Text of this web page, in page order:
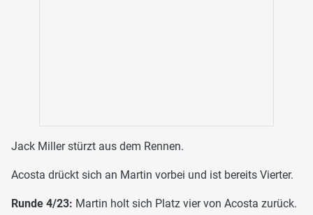
Jack Miller stürzt aus dem Rennen.
Acosta drückt sich an Martin vorbei und ist bereits Vierter.
Runde 4/23: Martin holt sich Platz vier von Acosta zurück.